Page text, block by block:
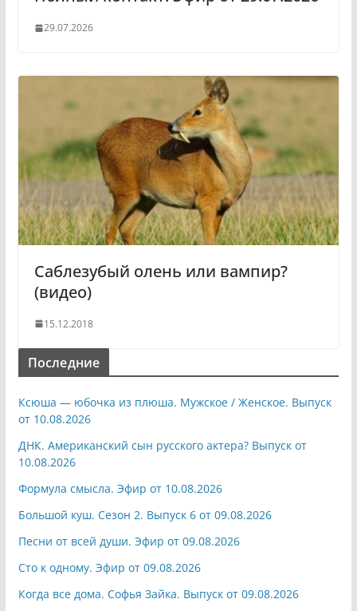
29.07.2026
Саблезубый олень или вампир?
(видео)
15.12.2018
Последние
Ксюша — юбочка из плюша. Мужское / Женское. Выпуск
от 10.08.2026
ДНК. Американский сын русского актера? Выпуск от
10.08.2026
Формула смысла. Эфир от 10.08.2026
Большой куш. Сезон 2. Выпуск 6 от 09.08.2026
Песни от всей души. Эфир от 09.08.2026
Сто к одному. Эфир от 09.08.2026
Когда все дома. Софья Зайка. Выпуск от 09.08.2026